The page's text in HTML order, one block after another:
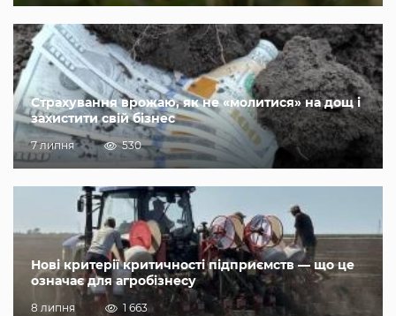
Страхування врожаю, як не «молитися» на дощ і
захистити свій бізнес
7 липня 530
Нові критерії критичності підприємств — що це
означає для агробізнесу
8 липня 1 663